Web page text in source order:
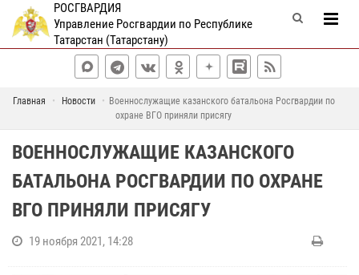
РОСГВАРДИЯ
Управление Росгвардии по Республике
Татарстан (Татарстану)
Главная Новости
Военнослужащие казанского батальона Росгвардии по
охране ВГО приняли присягу
ВОЕННОСЛУЖАЩИЕ КАЗАНСКОГО
БАТАЛЬОНА РОСГВАРДИИ ПО ОХРАНЕ
ВГО ПРИНЯЛИ ПРИСЯГУ
19 ноября 2021, 14:28